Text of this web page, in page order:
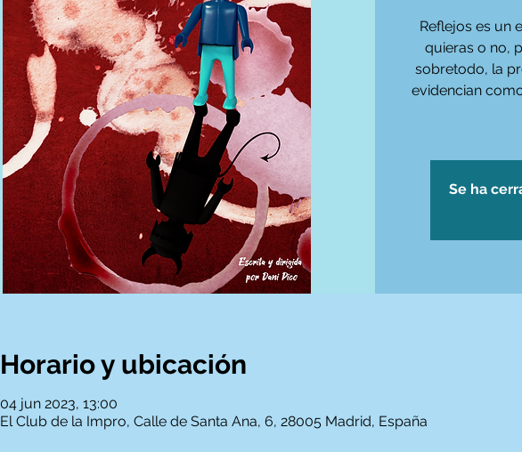
Reflejos es un
quieras o no,
sobretodo, la
evidencian
Se ha
Horario y ubicación
04 jun 2023, 13:00
El Club de la Impro, Calle de Santa Ana, 6, 28005 Madrid, España